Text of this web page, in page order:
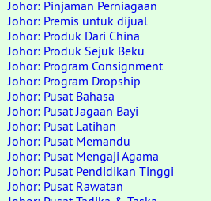
Johor: Pinjaman Perniagaan
Johor: Premis untuk dijual
Johor: Produk Dari China
Johor: Produk Sejuk Beku
Johor: Program Consignment
Johor: Program Dropship
Johor: Pusat Bahasa
Johor: Pusat Jagaan Bayi
Johor: Pusat Latihan
Johor: Pusat Memandu
Johor: Pusat Mengaji Agama
Johor: Pusat Pendidikan Tinggi
Johor: Pusat Rawatan